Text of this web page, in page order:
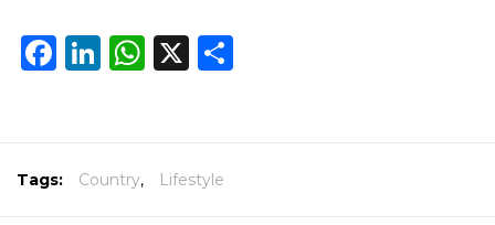
Facebook
LinkedIn
WhatsApp
X
Tags: Country, Lifestyle